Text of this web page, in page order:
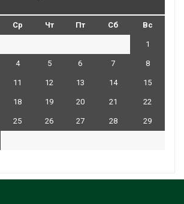
Ср Чт Пт Сб Вс
1
4 5 6 7 8
11 12 13 14 15
18 19 20 21 22
25 26 27 28 29